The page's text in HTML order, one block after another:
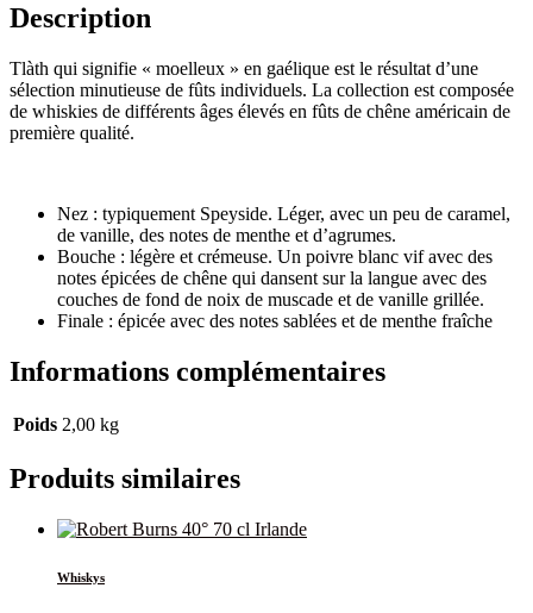
Description
Tlàth qui signifie « moelleux » en gaélique est le résultat d’une
sélection minutieuse de fûts individuels. La collection est composée
de whiskies de différents âges élevés en fûts de chêne américain de
première qualité.
Nez : typiquement Speyside. Léger, avec un peu de caramel,
de vanille, des notes de menthe et d’agrumes.
Bouche : légère et crémeuse. Un poivre blanc vif avec des
notes épicées de chêne qui dansent sur la langue avec des
couches de fond de noix de muscade et de vanille grillée.
Finale : épicée avec des notes sablées et de menthe fraîche
Informations complémentaires
Poids 2,00 kg
Produits similaires
Whiskys